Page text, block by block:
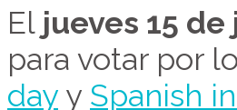
El jueves 15 de
para votar por
day y Spanish